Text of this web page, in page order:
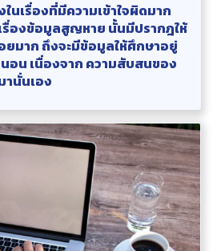
เรื่องที่มีความเข้าใจผิดมาก
รื่องข้อมูลสูญหาย นั้นมีปรากฎให้
มาก ถึงจะมีข้อมูลให้ศึกษาอยู่
อน เนื่องจาก ความสับสนของ
านั่นเอง